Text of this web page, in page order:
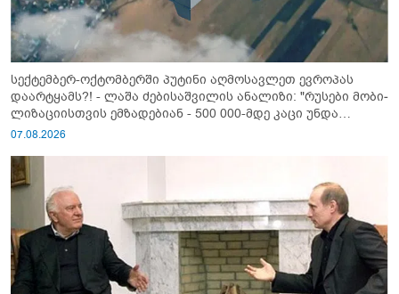
სექტემბერ-ოქტომბერში პუტინი აღმოსავლეთ ევროპას
დაარტყამს?! - ლაშა ძებისაშვილის ანალიზი: "რუსები მობი­
ლიზაციისთვის ემზადებიან - 500 000-მდე კაცი უნდა
გაიწვიონ ომში"
07.08.2026